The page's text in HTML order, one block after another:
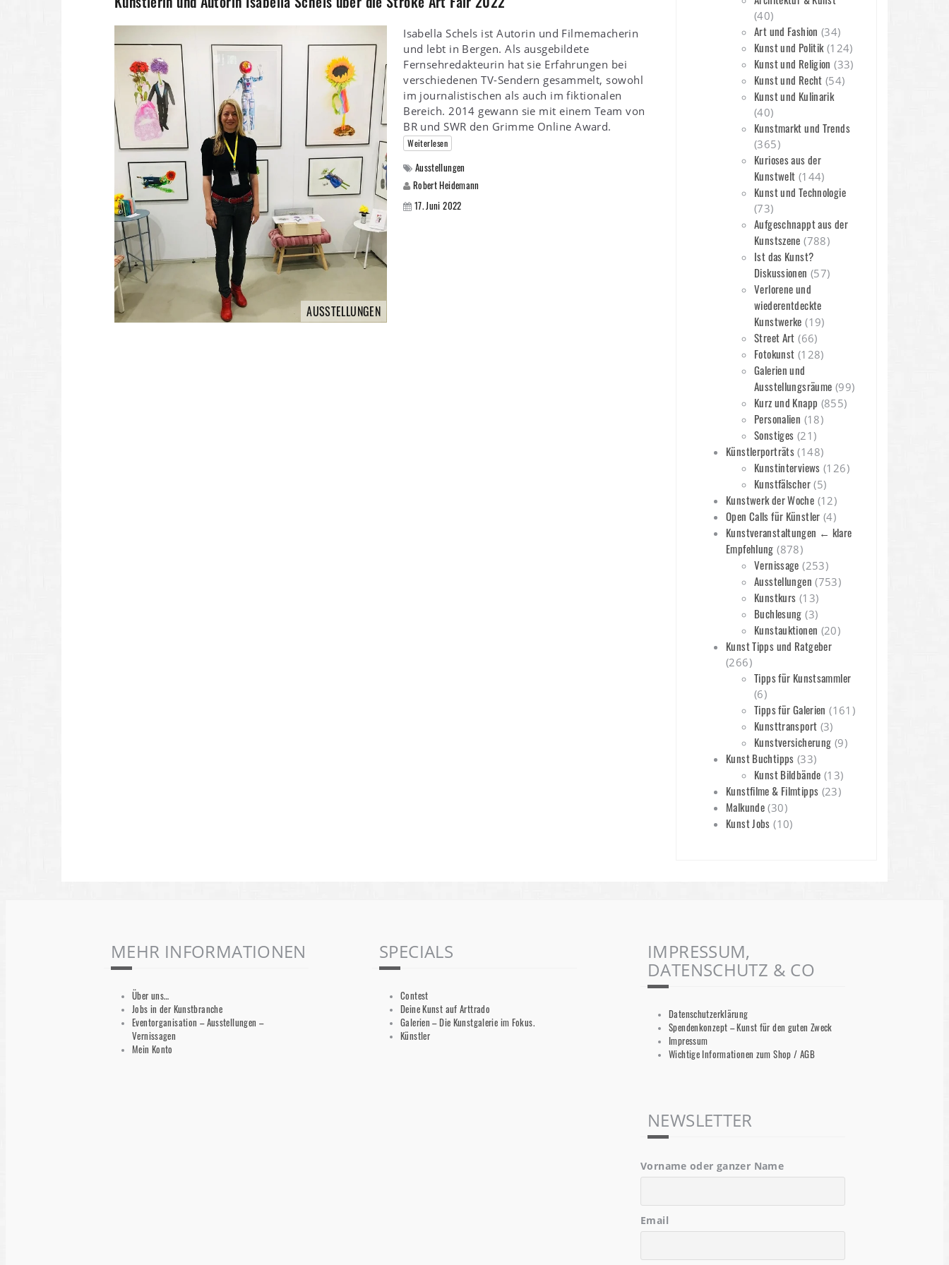
AUSSTELLUNGEN
Isabella Schels ist Autorin und Filmemacherin
und lebt in Bergen. Als ausgebildete
Fernsehredakteurin hat sie Erfahrungen bei
verschiedenen TV-Sendern gesammelt, sowohl
im journalistischen als auch im fiktionalen
Bereich. 2014 gewann sie mit einem Team von
BR und SWR den Grimme Online Award.
Weiterlesen
Ausstellungen
Robert Heidemann
17. Juni 2022
(40)
Art und Fashion (34)
Kunst und Politik(124)
Kunst und Religion (33)
Kunst und Recht (54)
Kunst und Kulinarik
(40)
Kunstmarkt und Trends
(365)
Kurioses aus der
Kunstwelt (144)
Kunst und Technologie
(73)
Aufgeschnappt aus der
Kunstszene (788)
Ist das Kunst?
Diskussionen (57)
Verlorene und
wiederentdeckte
Kunstwerke (19)
Street Art (66)
Fotokunst (128)
Galerien und
Ausstellungsräume (99)
Kurz und Knapp (855)
Personalien (18)
Sonstiges (21)
Künstlerporträts (148)
Kunstinterviews (126)
Kunstfälscher(5)
Kunstwerk der Woche (12)
Open Calls für Künstler (4)
Kunstveranstaltungen ← klare
Empfehlung (878)
Vernissage (253)
Ausstellungen (753)
Kunstkurs (13)
Buchlesung (3)
Kunstauktionen (20)
Kunst Tipps und Ratgeber
(266)
Tipps für Kunstsammler
(6)
Tipps für Galerien (161)
Kunsttransport (3)
Kunstversicherung (9)
Kunst Buchtipps (33)
Kunst Bildbände (13)
Kunstfilme & Filmtipps (23)
Malkunde (30)
Kunst Jobs (10)
MEHR INFORMATIONEN
Über uns…
Jobs in der Kunstbranche
Eventorganisation – Ausstellungen –
Vernissagen
Mein Konto
SPECIALS
Contest
Deine Kunst auf Arttrado
Galerien – Die Kunstgalerie im Fokus.
Künstler
IMPRESSUM,
DATENSCHUTZ & CO
Datenschutzerklärung
Spendenkonzept – Kunst für den guten Zweck
Impressum
Wichtige Informationen zum Shop / AGB
NEWSLETTER
Vorname oder ganzer Name
Email